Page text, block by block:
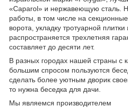
«Caparol» и нержавеющую сталь.
работы, в том числе на
ворота, укладку тротуарной
распространяется трехлетняя
составляет до десяти лет.
В разных городах нашей страны с
большим спросом пользуются
сделать более уютным дворик
то нужна беседка для дачи.
Мы являемся производителем